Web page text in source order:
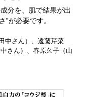
分を、肌で結果が出
”が必要です。
中さん）、遠藤芹菜
さん）、春原久子（山